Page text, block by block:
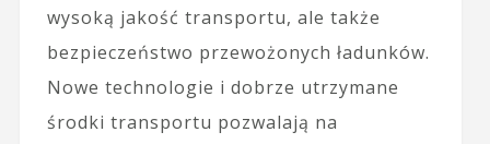
wysoką jakość transportu, ale także
bezpieczeństwo przewożonych ładunków.
Nowe technologie i dobrze utrzymane
środki transportu pozwalają na